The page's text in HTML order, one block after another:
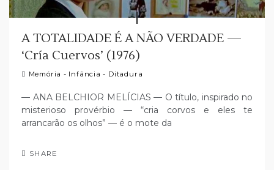
A TOTALIDADE É A NÃO VERDADE —
‘Cría Cuervos’ (1976)
Memória - Infância - Ditadura
— ANA BELCHIOR MELÍCIAS — O título, inspirado no
misterioso provérbio — “cria corvos e eles te
arrancarão os olhos” — é o mote da
SHARE